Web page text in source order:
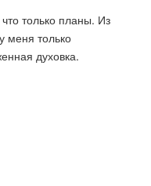
только планы. Из
меня только
духовка.